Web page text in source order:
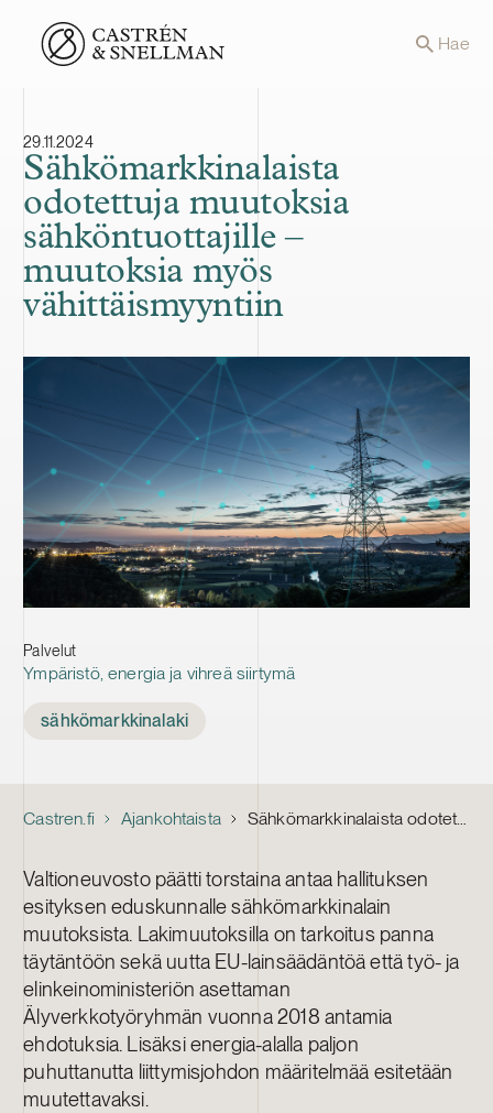
Front page Hae
29.11.2024
Sähkömarkkinalaista
odotettuja muutoksia
sähköntuottajille –
muutoksia myös
vähittäismyyntiin
Palvelut
Ympäristö, energia ja vihreä siirtymä
sähkömarkkinalaki
Castren.fi Ajankohtaista Sähkömarkkinalaista odotettuja muutoksia sähköntuottajille – muutoksia myös vähittäismyyntiin
Valtioneuvosto päätti torstaina antaa hallituksen
esityksen eduskunnalle sähkömarkkinalain
muutoksista. Lakimuutoksilla on tarkoitus panna
täytäntöön sekä uutta EU-lainsäädäntöä että työ- ja
elinkeinoministeriön asettaman
Älyverkkotyöryhmän vuonna 2018 antamia
ehdotuksia. Lisäksi energia-alalla paljon
puhuttanutta liittymisjohdon määritelmää esitetään
muutettavaksi.